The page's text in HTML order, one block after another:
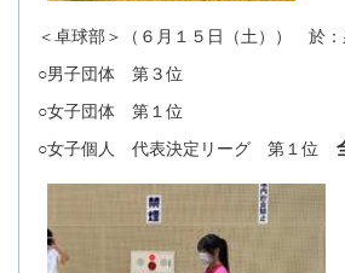
＜卓球部＞（６月１５日（土）） 於：
○男子団体 第３位
○女子団体 第１位
○女子個人 代表決定リーグ 第１位